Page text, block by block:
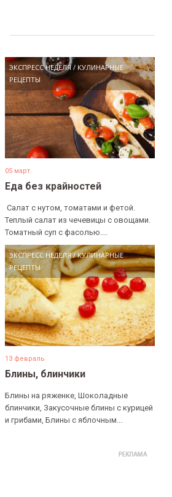
ЭКСПРЕСС НЕДЕЛЯ/ КУЛИНАРНЫЕ
РЕЦЕПТЫ
05 март
Еда без крайностей
​ Салат с нутом, томатами и фетой. ​
Теплый салат из чечевицы с овощами. ​
Томатный суп с фасолью....
ЭКСПРЕСС НЕДЕЛЯ/КУЛИНАРНЫЕ
РЕЦЕПТЫ
13 февраль
Блины, блинчики
Блины на ряженке, Шоколадные
блинчики, Закусочные блины с курицей
и грибами, Блины с яблочным...